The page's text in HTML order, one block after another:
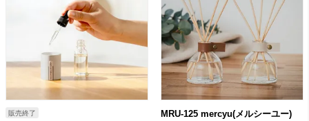
販売終了
MRU-125 mercyu(メルシーユー)